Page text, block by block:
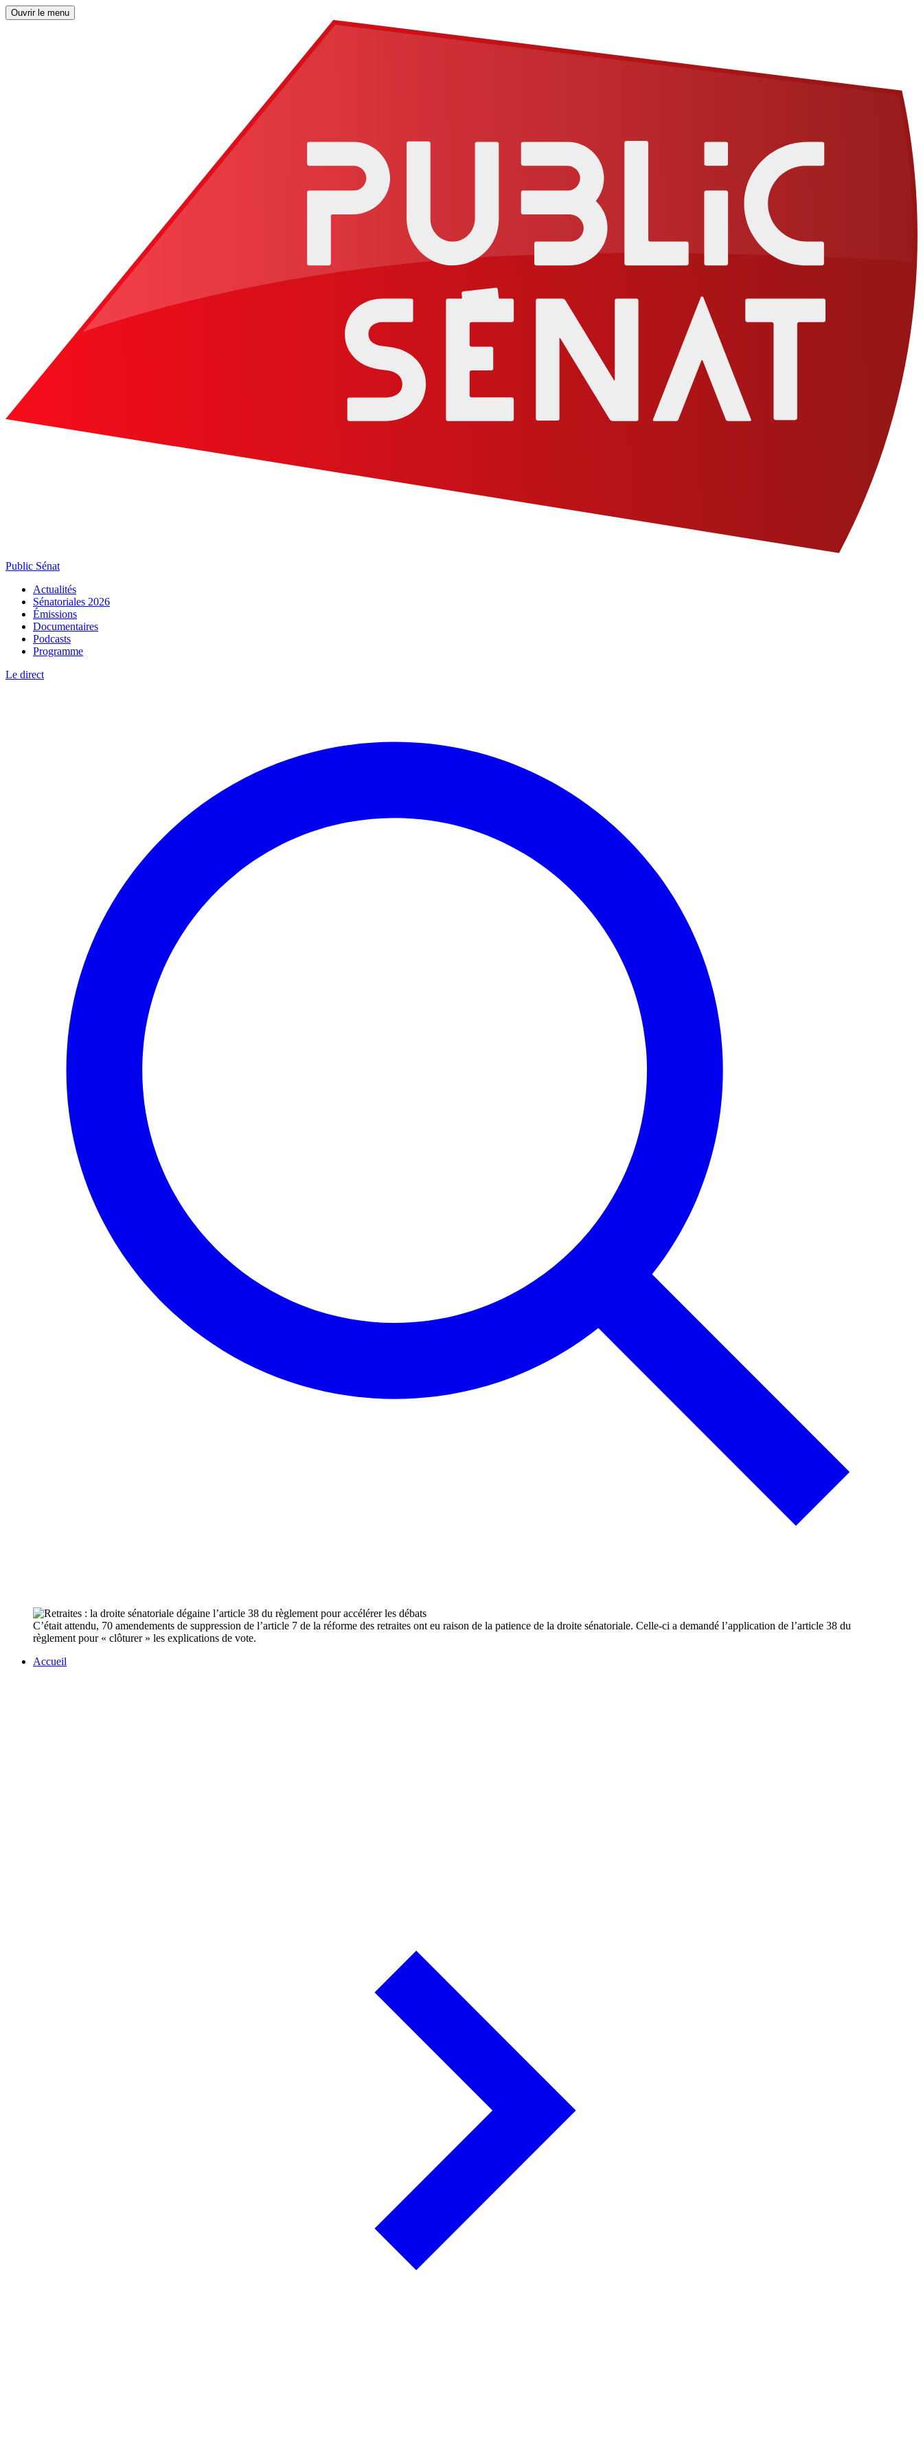
Ouvrir le menu
Public Sénat
Actualités
Sénatoriales 2026
Émissions
Documentaires
Podcasts
Programme
Le direct
C’était attendu, 70 amendements de suppression de l’article 7 de la réforme des retraites ont eu raison de la patience de la droite sénatoriale. Celle-ci a demandé l’application de l’article 38 du
règlement pour « clôturer » les explications de vote.
Accueil